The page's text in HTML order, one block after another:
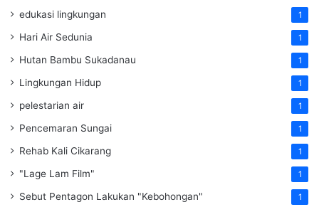
edukasi lingkungan 1
Hari Air Sedunia 1
Hutan Bambu Sukadanau 1
Lingkungan Hidup 1
pelestarian air 1
Pencemaran Sungai 1
Rehab Kali Cikarang 1
"Lage Lam Film" 1
Sebut Pentagon Lakukan "Kebohongan" 1